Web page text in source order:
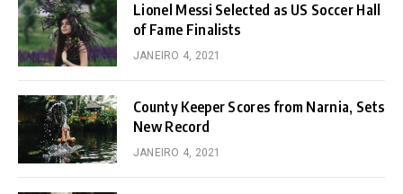
Lionel Messi Selected as US Soccer Hall
of Fame Finalists
JANEIRO 4, 2021
County Keeper Scores from Narnia, Sets
New Record
JANEIRO 4, 2021